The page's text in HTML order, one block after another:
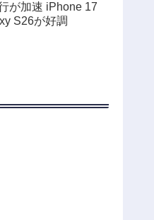
速 iPhone 17
S26が好調